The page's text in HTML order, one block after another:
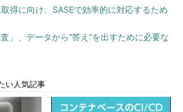
得に向け、SASEで効率的に対応するため
」、データから“答え”を出すために必要な
い人気記事